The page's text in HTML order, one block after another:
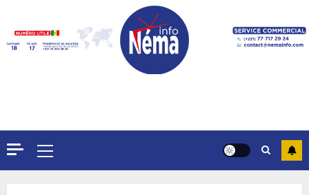
Formation du nouveau